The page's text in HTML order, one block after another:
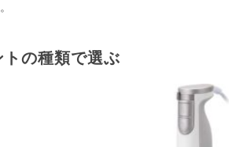
の種類で選ぶ